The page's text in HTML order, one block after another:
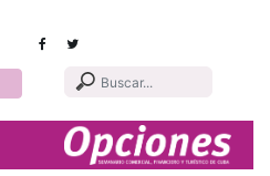
Toggle navigation